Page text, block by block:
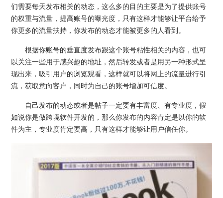
们需要每天发布相关的动态，这么多的目的主要是为了提供账号
的权重与流量，提高账号的曝光度，只有这样才能够让平台给予
你更多的流量扶持，你发布的动态才能被更多的人看到。
根据你账号的垂直度发布跟这个账号粘性相关的内容，也可
以关注一些用于感兴趣的地址，然后转发或者是用另一种形式呈
现出来，吸引用户的浏览观看，这样就可以将网上的流量进行引
流，获取意向客户，同时为自己的账号增加可信度。
自己发布的动态或者是帖子一定要有丰富度、有专业度，假
如说你是做跨境软件开发的，那么你发布的内容肯定是以你的软
件为主，专业度肯定要高，只有这样才能够让用户信任你。